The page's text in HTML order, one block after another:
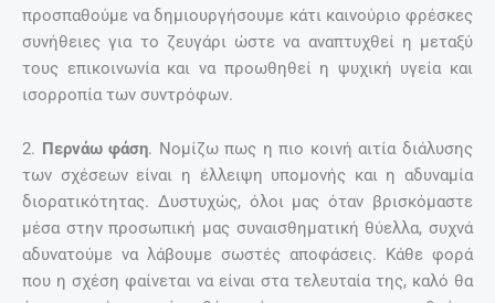
προσπαθούμε να δημιουργήσουμε κάτι καινούριο φρέσκες
συνήθειες για το ζευγάρι ώστε να αναπτυχθεί η μεταξύ
τους επικοινωνία και να προωθηθεί η ψυχική υγεία και
ισορροπία των συντρόφων.
2. Περνάω φάση. Νομίζω πως η πιο κοινή αιτία διάλυσης
των σχέσεων είναι η έλλειψη υπομονής και η αδυναμία
διορατικότητας. Δυστυχώς, όλοι μας όταν βρισκόμαστε
μέσα στην προσωπική μας συναισθηματική θύελλα, συχνά
αδυνατούμε να λάβουμε σωστές αποφάσεις. Κάθε φορά
που η σχέση φαίνεται να είναι στα τελευταία της, καλό θα